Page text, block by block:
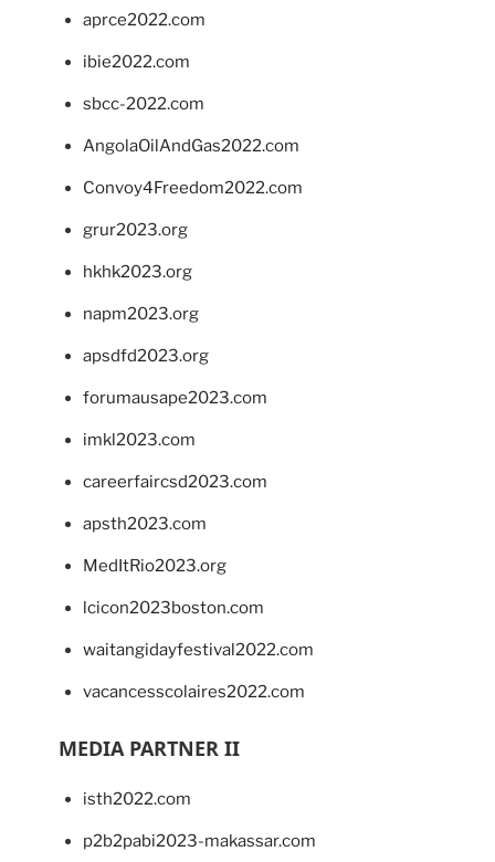
aprce2022.com
ibie2022.com
sbcc-2022.com
AngolaOilAndGas2022.com
Convoy4Freedom2022.com
grur2023.org
hkhk2023.org
napm2023.org
apsdfd2023.org
forumausape2023.com
imkl2023.com
careerfaircsd2023.com
apsth2023.com
MedItRio2023.org
lcicon2023boston.com
waitangidayfestival2022.com
vacancesscolaires2022.com
MEDIA PARTNER II
isth2022.com
p2b2pabi2023-makassar.com